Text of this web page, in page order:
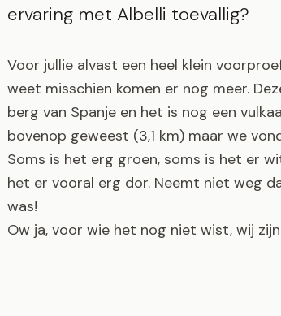
ervaring met Albelli toevallig?
Voor jullie alvast een heel klein
weet misschien komen er nog meer.
berg van Spanje en het is nog een
bovenop geweest (3,1 km) maar we
Soms is het erg groen, soms is het er
het er vooral erg dor. Neemt niet weg
was!
Ow ja, voor wie het nog niet wist, wij